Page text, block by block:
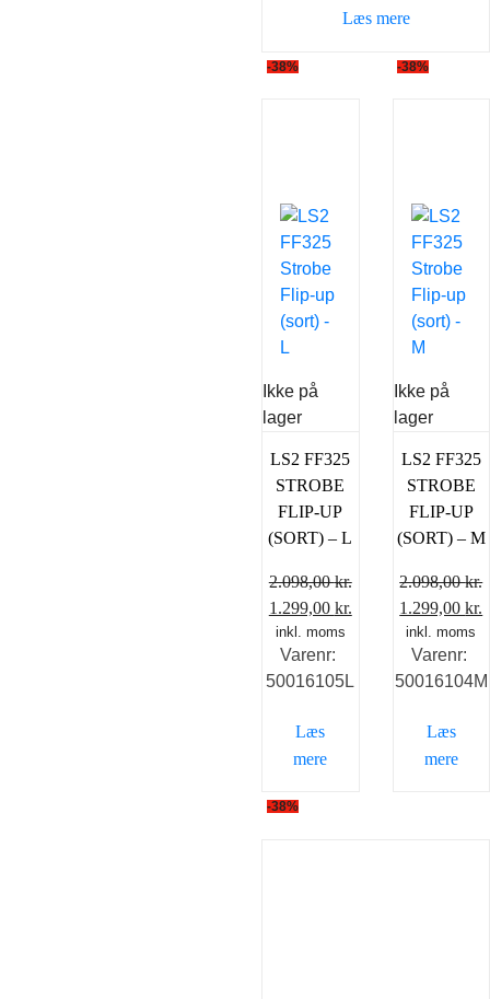
2.098,00 kr..
Læs mere
-38%
Ikke på
lager
LS2 FF325
STROBE
FLIP-UP
(SORT) – L
2.098,00kr.
Den
oprindelige
pris
var:
1.299,00 kr.
aktuelle
er:
inkl. moms
Varenr:
50016105L
Læs
mere
-38%
Ikke på
lager
LS2 FF325
STROBE
FLIP-UP
(SORT) – M
2.098,00kr.
Den
oprindelige
pris
var:
1.299,00kr.
inkl. moms
Varenr:
50016104M
Læs
mere
-38%